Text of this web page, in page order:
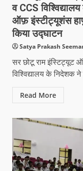
व CCS
ऑफ़ इंस्टीट्यूशंस
किया उद्घाटन
Satya Prakash
सर छोटू राम इंस्टिट्यूट
विश्विद्यालय के
Read More